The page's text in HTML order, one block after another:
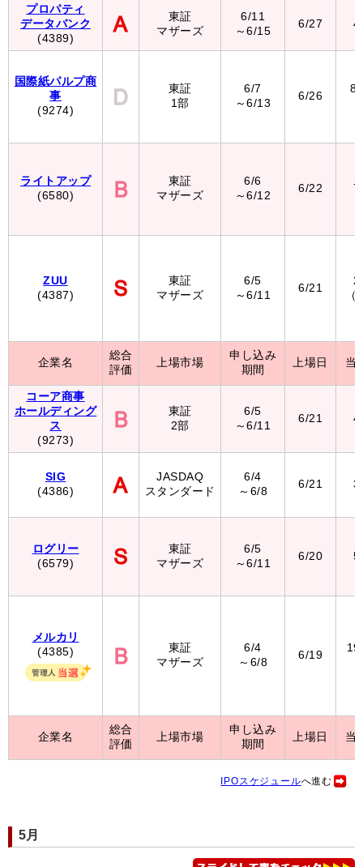
プロパティ
データバンク
(4389)
国際紙パルプ商
事
(9274)
ライトアップ
(6580)
ZUU
(4387)
企業名
コーア商事
ホールディング
ス
(9273)
SIG
(4386)
ログリー
(6579)
メルカリ
(4385)
企業名
東証
マザーズ
6/11
～6/15
6/27
東証
1部
6/7
～6/13
6/26
東証
マザーズ
6/6
～6/12
6/22
東証
マザーズ
6/5
～6/11
6/21
（
総合
評価
上場市場
申し込み
期間
上場日 当
東証
2部
6/5
～6/11
6/21
JASDAQ
スタンダード
6/4
～6/8
6/21
東証
マザーズ
6/5
～6/11
6/20
東証
マザーズ
6/4
～6/8
6/19
総合
評価
上場市場
申し込み
期間
上場日 当
IPOスケジュールへ進む
5月